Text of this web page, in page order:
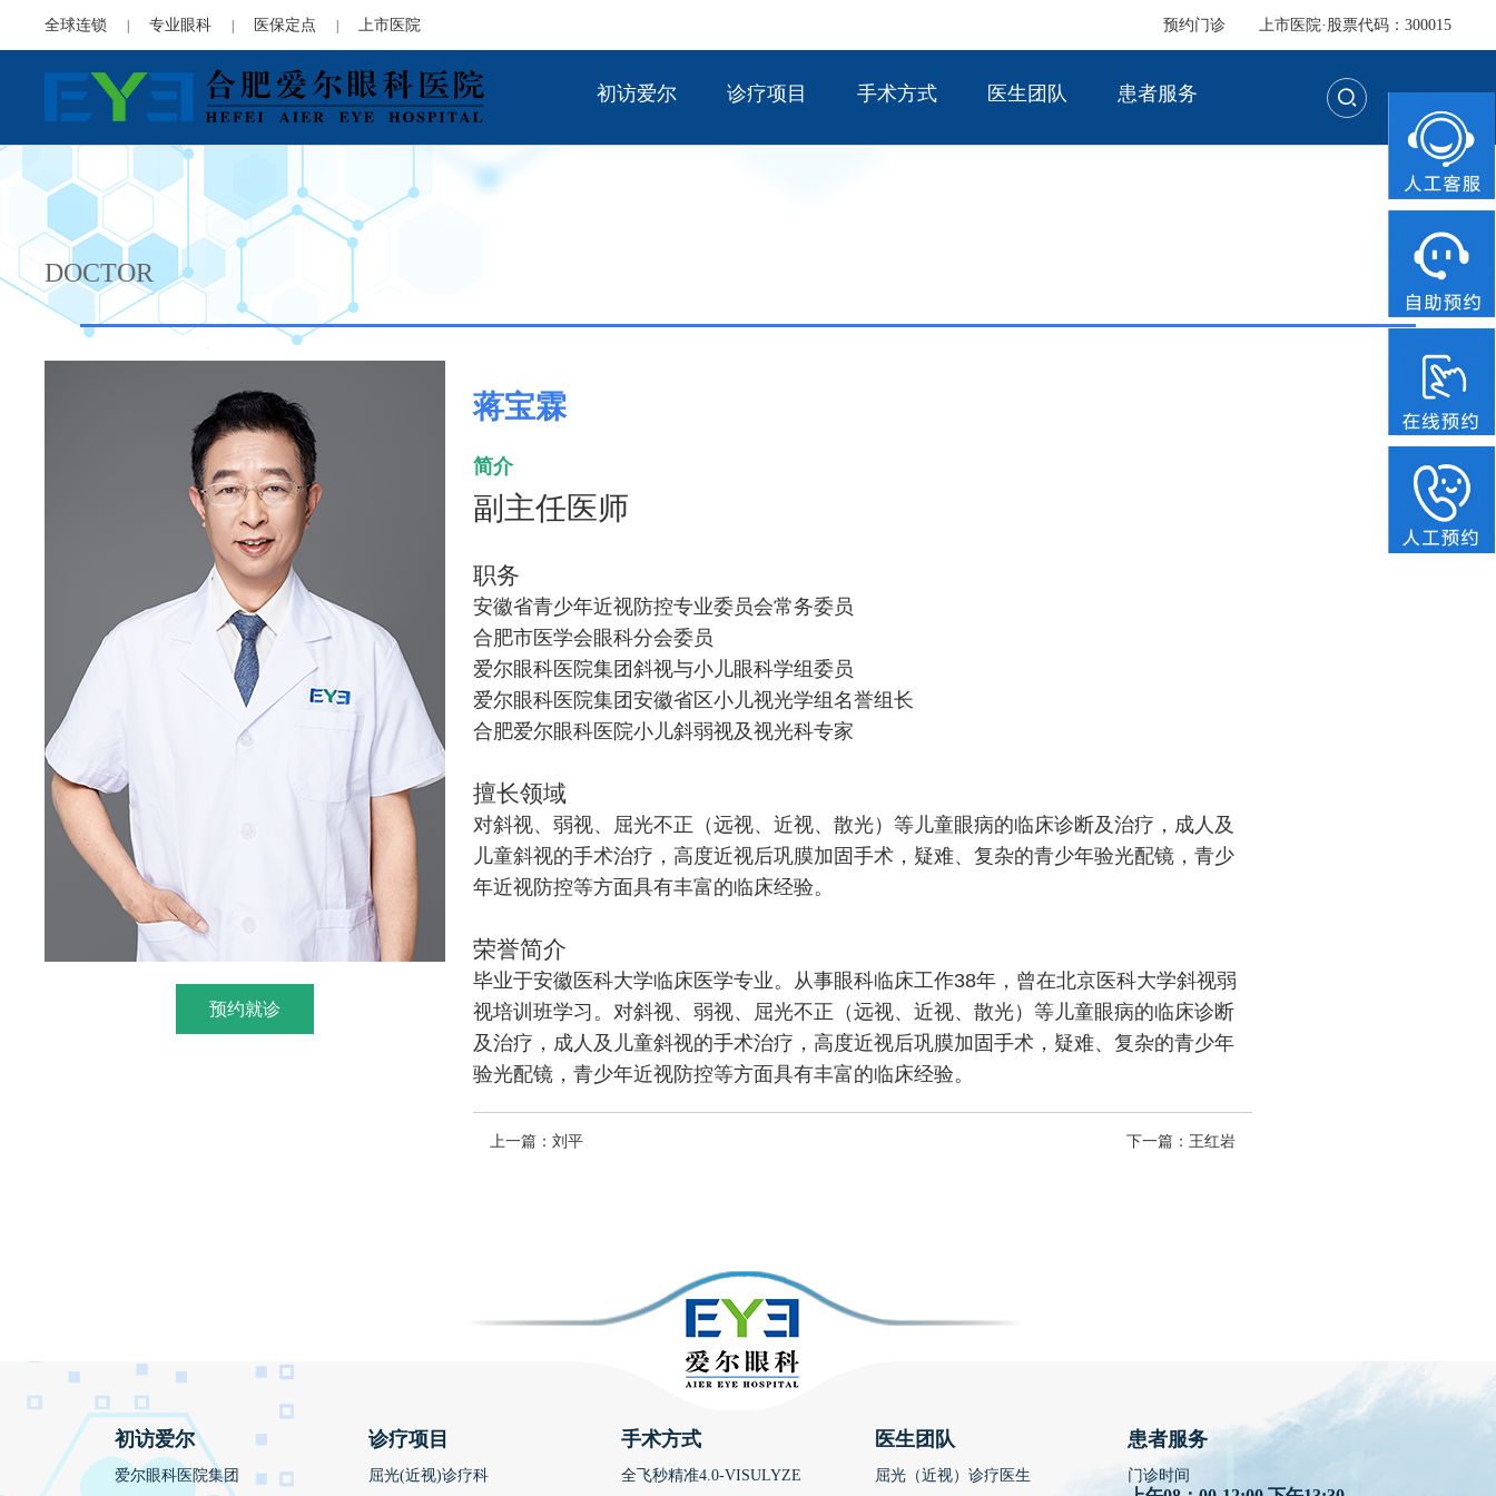
全球连锁 | 专业眼科 | 医保定点 | 上市医院 预约门诊 上市医院·股票代码：300015
初访爱尔 诊疗项目 手术方式 医生团队 患者服务
DOCTOR
预约就诊
蒋宝霖
简介
副主任医师
职务
安徽省青少年近视防控专业委员会常务委员
合肥市医学会眼科分会委员
爱尔眼科医院集团斜视与小儿眼科学组委员
爱尔眼科医院集团安徽省区小儿视光学组名誉组长
合肥爱尔眼科医院小儿斜弱视及视光科专家
擅长领域
对斜视、弱视、屈光不正（远视、近视、散光）等儿童眼病的临床诊断及治疗，成人及
儿童斜视的手术治疗，高度近视后巩膜加固手术，疑难、复杂的青少年验光配镜，青少
年近视防控等方面具有丰富的临床经验。
荣誉简介
毕业于安徽医科大学临床医学专业。从事眼科临床工作38年，曾在北京医科大学斜视弱
视培训班学习。对斜视、弱视、屈光不正（远视、近视、散光）等儿童眼病的临床诊断
及治疗，成人及儿童斜视的手术治疗，高度近视后巩膜加固手术，疑难、复杂的青少年
验光配镜，青少年近视防控等方面具有丰富的临床经验。
上一篇： 刘平 下一篇： 王红岩
初访爱尔
爱尔眼科医院集团
诊疗项目
屈光(近视)诊疗科
手术方式
全飞秒精准4.0-VISULYZE
医生团队
屈光（近视）诊疗医生
患者服务
门诊时间